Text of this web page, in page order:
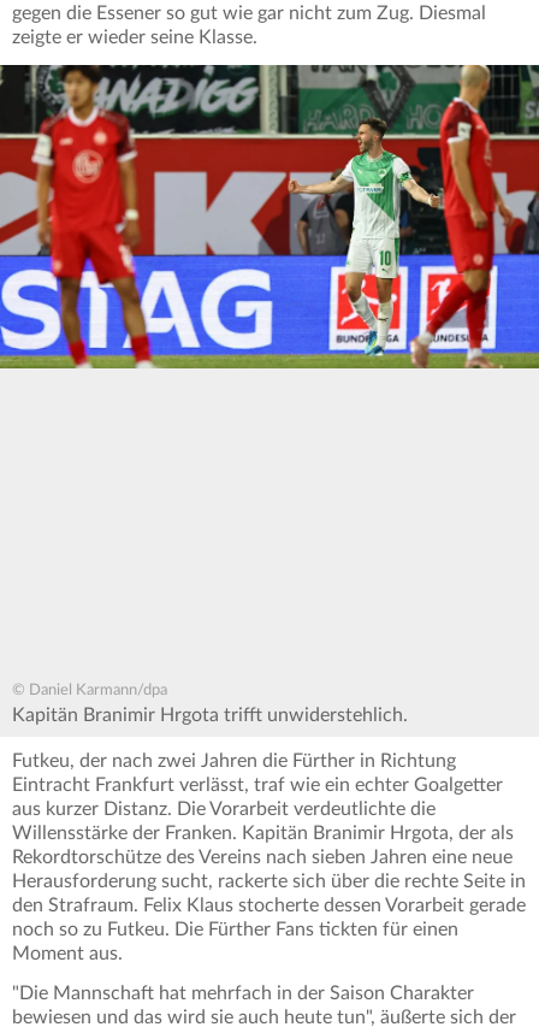
gegen die Essener so gut wie gar nicht zum Zug. Diesmal
zeigte er wieder seine Klasse.
© Daniel Karmann/dpa
Kapitän Branimir Hrgota trifft unwiderstehlich.
Futkeu, der nach zwei Jahren die Fürther in Richtung
Eintracht Frankfurt verlässt, traf wie ein echter Goalgetter
aus kurzer Distanz. Die Vorarbeit verdeutlichte die
Willensstärke der Franken. Kapitän Branimir Hrgota, der als
Rekordtorschütze des Vereins nach sieben Jahren eine neue
Herausforderung sucht, rackerte sich über die rechte Seite in
den Strafraum. Felix Klaus stocherte dessen Vorarbeit gerade
noch so zu Futkeu. Die Fürther Fans tickten für einen
Moment aus.
"Die Mannschaft hat mehrfach in der Saison Charakter
bewiesen und das wird sie auch heute tun", äußerte sich der